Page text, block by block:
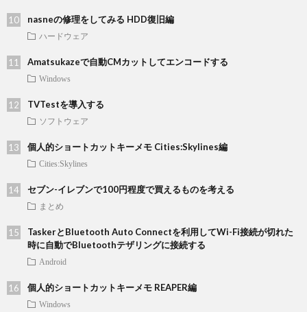
nasneの修理をしてみる HDD復旧編
ハードウェア
Amatsukazeで自動CMカットしてエンコードする
Windows
TVTestを導入する
ソフトウェア
個人的ショートカットキーメモ Cities:Skylines編
Cities:Skylines
セブン-イレブンで100円程度で買えるものを考える
まとめ
TaskerとBluetooth Auto Connectを利用してWi-Fi接続が切れた
時に自動でBluetoothテザリングに接続する
Android
個人的ショートカットキーメモ REAPER編
Windows